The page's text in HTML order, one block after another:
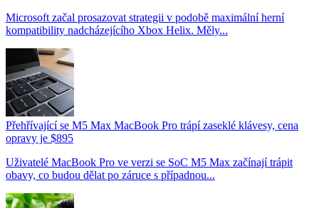
Microsoft začal prosazovat strategii v podobě maximální herní
kompatibility nadcházejícího Xbox Helix. Měly...
Přehřívající se M5 Max MacBook Pro trápí zaseklé klávesy, cena
opravy je $895
Uživatelé MacBook Pro ve verzi se SoC M5 Max začínají trápit
obavy, co budou dělat po záruce s případnou...